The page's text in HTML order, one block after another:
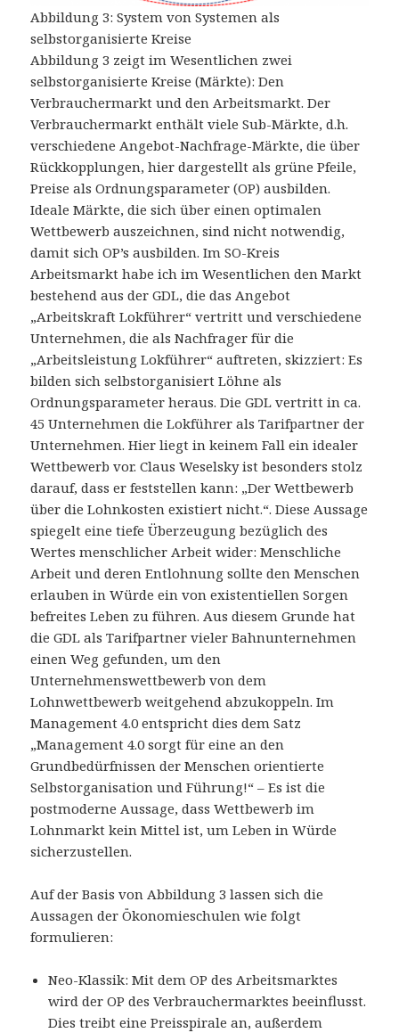
Abbildung 3: System von Systemen als
selbstorganisierte Kreise
Abbildung 3 zeigt im Wesentlichen zwei
selbstorganisierte Kreise (Märkte): Den
Verbrauchermarkt und den Arbeitsmarkt. Der
Verbrauchermarkt enthält viele Sub-Märkte, d.h.
verschiedene Angebot-Nachfrage-Märkte, die über
Rückkopplungen, hier dargestellt als grüne Pfeile,
Preise als Ordnungsparameter (OP) ausbilden.
Ideale Märkte, die sich über einen optimalen
Wettbewerb auszeichnen, sind nicht notwendig,
damit sich OP’s ausbilden. Im SO-Kreis
Arbeitsmarkt habe ich im Wesentlichen den Markt
bestehend aus der GDL, die das Angebot
„Arbeitskraft Lokführer“ vertritt und verschiedene
Unternehmen, die als Nachfrager für die
„Arbeitsleistung Lokführer“ auftreten, skizziert: Es
bilden sich selbstorganisiert Löhne als
Ordnungsparameter heraus. Die GDL vertritt in ca.
45 Unternehmen die Lokführer als Tarifpartner der
Unternehmen. Hier liegt in keinem Fall ein idealer
Wettbewerb vor. Claus Weselsky ist besonders stolz
darauf, dass er feststellen kann: „Der Wettbewerb
über die Lohnkosten existiert nicht.“. Diese Aussage
spiegelt eine tiefe Überzeugung bezüglich des
Wertes menschlicher Arbeit wider: Menschliche
Arbeit und deren Entlohnung sollte den Menschen
erlauben in Würde ein von existentiellen Sorgen
befreites Leben zu führen. Aus diesem Grunde hat
die GDL als Tarifpartner vieler Bahnunternehmen
einen Weg gefunden, um den
Unternehmenswettbewerb von dem
Lohnwettbewerb weitgehend abzukoppeln. Im
Management 4.0 entspricht dies dem Satz
„Management 4.0 sorgt für eine an den
Grundbedürfnissen der Menschen orientierte
Selbstorganisation und Führung!“ – Es ist die
postmoderne Aussage, dass Wettbewerb im
Lohnmarkt kein Mittel ist, um Leben in Würde
sicherzustellen.
Auf der Basis von Abbildung 3 lassen sich die
Aussagen der Ökonomieschulen wie folgt
formulieren:
Neo-Klassik: Mit dem OP des Arbeitsmarktes
wird der OP des Verbrauchermarktes beeinflusst.
Dies treibt eine Preisspirale an, außerdem